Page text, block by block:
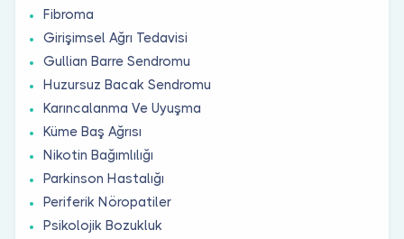
Fibroma
Girişimsel Ağrı Tedavisi
Gullian Barre Sendromu
Huzursuz Bacak Sendromu
Karıncalanma Ve Uyuşma
Küme Baş Ağrısı
Nikotin Bağımlılığı
Parkinson Hastalığı
Periferik Nöropatiler
Psikolojik Bozukluk